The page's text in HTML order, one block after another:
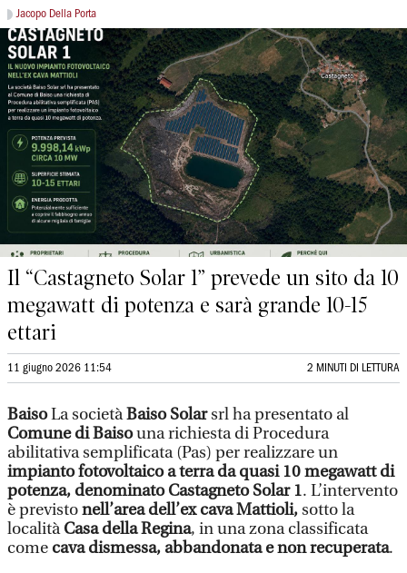
Jacopo Della Porta
Il “Castagneto Solar 1” prevede un sito da 10
megawatt di potenza e sarà grande 10-15
ettari
11 giugno 2026 11:54 2 MINUTI DI LETTURA
BaisoLa societàBaiso Solarsrl ha presentato al
Comune di Baisouna richiesta di Procedura
abilitativa semplificata (Pas) per realizzare un
impianto fotovoltaico a terra da quasi 10 megawatt di
potenza, denominato Castagneto Solar 1. L’intervento
è previstonell’area dell’ex cava Mattioli,sotto la
localitàCasa della Regina, in una zona classificata
come cava dismessa, abbandonata e non recuperata.